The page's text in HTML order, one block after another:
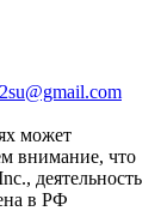
может
внимание, что
деятельность
в РФ